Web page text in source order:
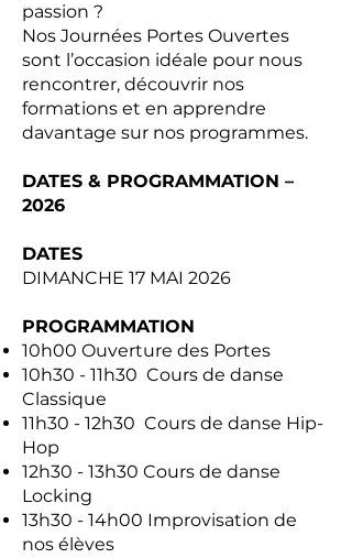
passion ?
Nos Journées Portes Ouvertes
sont l’occasion idéale pour nous
rencontrer, découvrir nos
formations et en apprendre
davantage sur nos programmes.
DATES & PROGRAMMATION –
2026
DATES
DIMANCHE 17 MAI 2026
PROGRAMMATION
10h00 Ouverture des Portes
10h30 - 11h30 Cours de danse
Classique
11h30 - 12h30 Cours de danse Hip-
Hop
12h30 - 13h30 Cours de danse
Locking
13h30 - 14h00 Improvisation de
nos élèves